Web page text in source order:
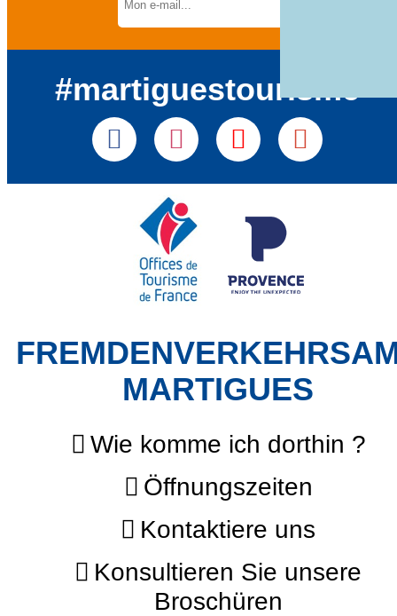
#martiguestourisme
MARTIGUES
Wie komme ich dorthin ?
Öffnungszeiten
Kontaktiere uns
Konsultieren Sie unsere
Broschüren